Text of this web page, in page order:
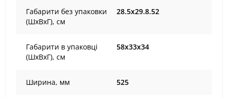
Габарити без упаковки
(ШхВхГ), cм
28.5х29.8.52
Габарити в упаковці
(ШхВхГ), cм
58х33х34
Ширина, мм 525